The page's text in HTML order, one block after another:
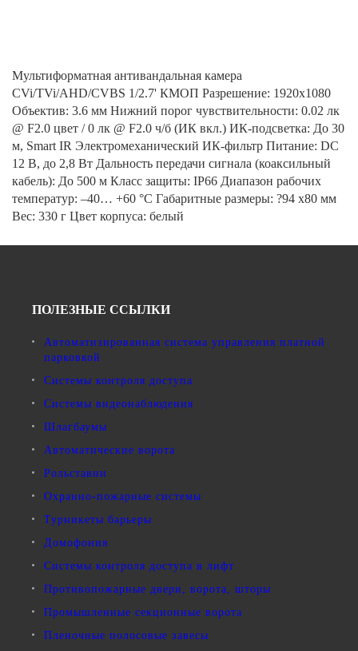
Мультиформатная антивандальная камера
CVi/TVi/AHD/CVBS 1/2.7' КМОП Разрешение: 1920x1080
Объектив: 3.6 мм Нижний порог чувствительности: 0.02 лк
@ F2.0 цвет / 0 лк @ F2.0 ч/б (ИК вкл.) ИК-подсветка: До 30
м, Smart IR Электромеханический ИК-фильтр Питание: DC
12 В, до 2,8 Вт Дальность передачи сигнала (коаксильный
кабель): До 500 м Класс защиты: IP66 Диапазон рабочих
температур: –40… +60 °С Габаритные размеры: ?94 x80 мм
Вес: 330 г Цвет корпуса: белый
ПОЛЕЗНЫЕ ССЫЛКИ
Автоматизированная система управления платной
парковкой
Системы контроля доступа
Системы видеонаблюдения
Шлагбаумы
Автоматические ворота
Рольставни
Охранно-пожарные системы
Турникеты барьеры
Домофония
Системы контроля доступа в лифт
Противопожарные двери, ворота, шторы
Промышленные секционные ворота
Пленочные полосовые завесы